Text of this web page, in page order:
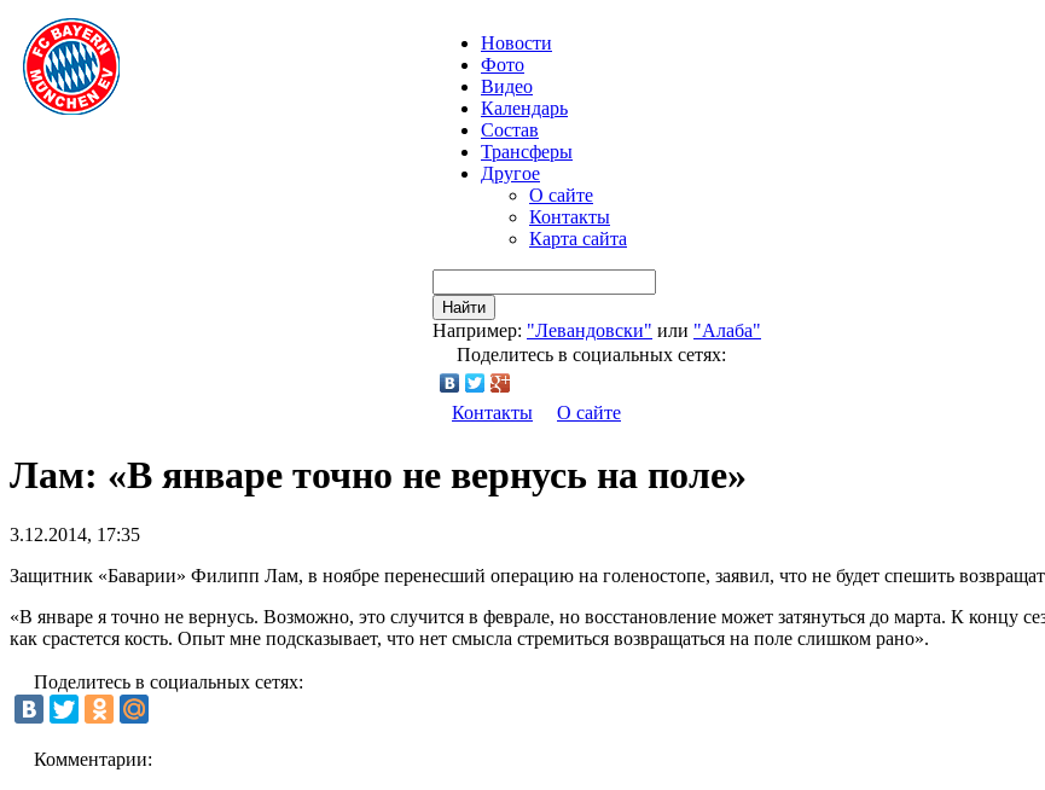
Новости
Фото
Видео
Календарь
Состав
Трансферы
Другое
О сайте
Контакты
Карта сайта
Найти
Например: "Левандовски" или "Алаба"
Поделитесь в социальных сетях:
Контакты О сайте
Лам: «В январе точно не вернусь на поле»
3.12.2014, 17:35
Защитник «Баварии» Филипп Лам, в ноябре перенесший операцию на голеностопе, заявил, что не будет спешить
«В январе я точно не вернусь. Возможно, это случится в феврале, но восстановление может затянуться до марта. К
как срастется кость. Опыт мне подсказывает, что нет смысла стремиться возвращаться на поле слишком рано».
Поделитесь в социальных сетях:
Комментарии: